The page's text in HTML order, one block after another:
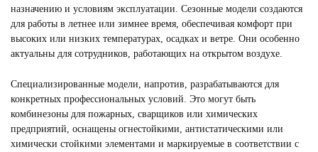
назначению и условиям эксплуатации. Сезонные модели создаются
для работы в летнее или зимнее время, обеспечивая комфорт при
высоких или низких температурах, осадках и ветре. Они особенно
актуальны для сотрудников, работающих на открытом воздухе.
Специализированные модели, напротив, разрабатываются для
конкретных профессиональных условий. Это могут быть
комбинезоны для пожарных, сварщиков или химических
предприятий, оснащены огнестойкими, антистатическими или
химически стойкими элементами и маркируемые в соответствии с